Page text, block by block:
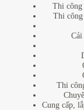
Thi công
Thi
Cải
Thi
Cung cấp,